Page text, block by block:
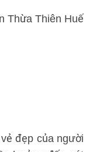
đẹp của người